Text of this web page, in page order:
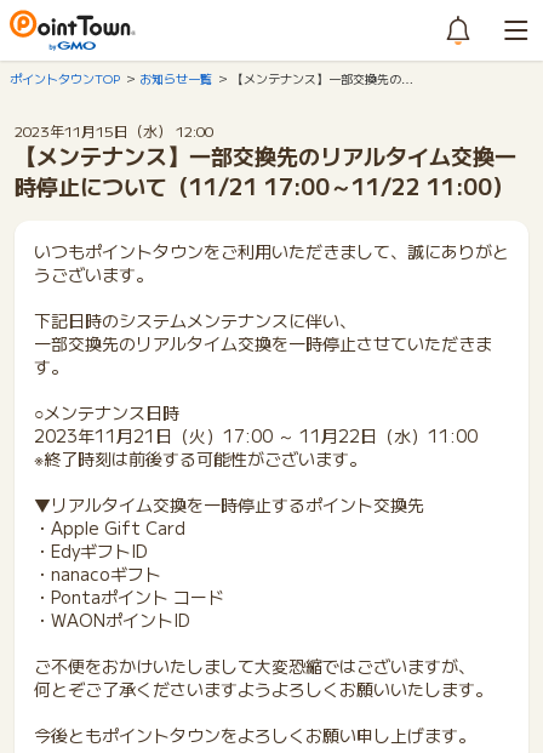
ポイントタウンTOP お知らせ一覧 【メンテナンス】一部交換先の…
2023年11月15日（水） 12:00
【メンテナンス】一部交換先のリアルタイム交換一
時停止について（11/21 17:00～11/22 11:00）
いつもポイントタウンをご利用いただきまして、誠にありがと
うございます。
下記日時のシステムメンテナンスに伴い、
一部交換先のリアルタイム交換を一時停止させていただきま
す。
○メンテナンス日時
2023年11月21日（火）17:00 ～ 11月22日（水）11:00
※終了時刻は前後する可能性がございます。
▼リアルタイム交換を一時停止するポイント交換先
・Apple Gift Card
・EdyギフトID
・nanacoギフト
・Pontaポイント コード
・WAONポイントID
ご不便をおかけいたしまして大変恐縮ではございますが、
何とぞご了承くださいますようよろしくお願いいたします。
今後ともポイントタウンをよろしくお願い申し上げます。